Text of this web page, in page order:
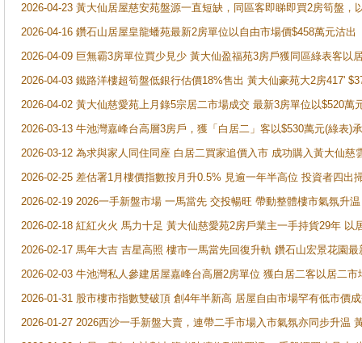
2026-04-23 黃大仙居屋慈安苑盤源一直短缺，同區客即睇即買2房筍盤，
2026-04-16 鑽石山居屋皇龍蟠苑最新2房單位以自由市場價$458萬元沽出
2026-04-09 巨無霸3房單位買少見少 黃大仙盈福苑3房戶獲同區綠表客以
2026-04-03 鐵路洋樓超筍盤低銀行估價18%售出 黃大仙豪苑大2房417'
2026-04-02 黃大仙慈愛苑上月錄5宗居二市場成交 最新3房單位以$520萬
2026-03-13 牛池灣嘉峰台高層3房戶，獲「白居二」客以$530萬元(綠表)
2026-03-12 為求與家人同住同座 白居二買家追價入市 成功購入黃大仙
2026-02-25 差估署1月樓價指數按月升0.5% 見逾一年半高位 投資者四
2026-02-19 2026一手新盤市場 一馬當先 交投暢旺 帶動整體樓市氣氛升
2026-02-18 紅紅火火 馬力十足 黃大仙慈愛苑2房戶業主一手持貨29年 以
2026-02-17 馬年大吉 吉星高照 樓市一馬當先回復升軌 鑽石山宏景花園
2026-02-03 牛池灣私人參建居屋嘉峰台高層2房單位 獲白居二客以居二市
2026-01-31 股市樓市指數雙破頂 創4年半新高 居屋自由市場罕有低市價
2026-01-27 2026西沙一手新盤大賣，連帶二手市場入市氣氛亦同步升温